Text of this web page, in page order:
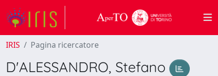
IRIS Pagina ricercatore
D'ALESSANDRO, Stefano